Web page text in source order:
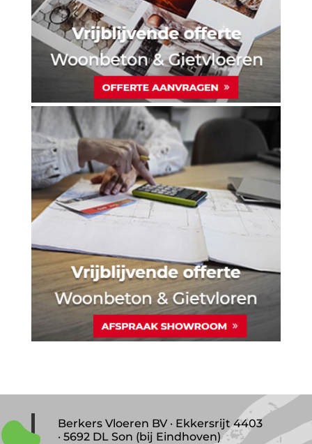
Berkers Vloeren BV · Ekkersrijt 4403
· 5692 DL Son (bij Eindhoven)